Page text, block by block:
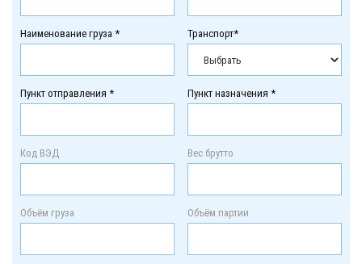
Наименование груза * Транспорт*
Пункт отправления * Пункт назначения *
Код ВЭД Вес брутто
Объём груза Объём партии